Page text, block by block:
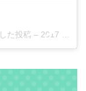
た投稿 – 2017 8月 6 5:37午前 PDT